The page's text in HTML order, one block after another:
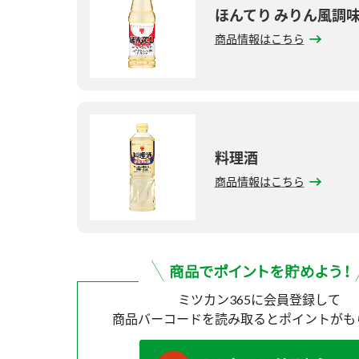
ほんてり みりん風調
商品情報はこちら
料理酒
商品情報はこちら
ミツカン365に会員登録して
商品バーコードを読み取ると ポイントがも